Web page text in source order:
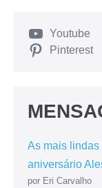
Youtube
Pinterest
As mais lindas
aniversário
por Eri Carvalho